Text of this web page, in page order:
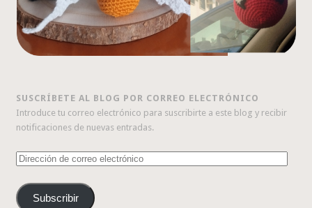
SUSCRÍBETE AL BLOG POR CORREO ELECTRÓNICO
Introduce tu correo electrónico para suscribirte a este blog y recibir
notificaciones de nuevas entradas.
Dirección
correo
electrónico
Subscribir